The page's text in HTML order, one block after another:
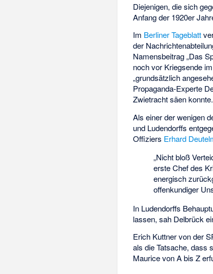
Diejenigen, die sich
Anfang der 1920er
Im Berliner Tageblatt
der
Namensbeitrag „Das
noch vor Kriegsende
„grundsätzlich
Propaganda-Experte
Zwietracht säen konnte.
Als einer der wenigen
und Ludendorffs
Offiziers Erhard
„Nicht bloß
erste Chef des
energisch
offenkundiger
In Ludendorffs
lassen, sah Delbrück
Erich Kuttner von der
als die Tatsache, dass
Maurice von A bis Z